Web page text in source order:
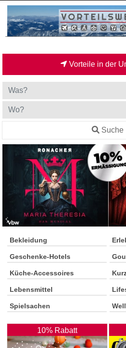
Vorteile in der
Suche
Bekleidung
Geschenke-Hotels
Küche-Accessoires
Lebensmittel
Spielsachen
10% Rabatt